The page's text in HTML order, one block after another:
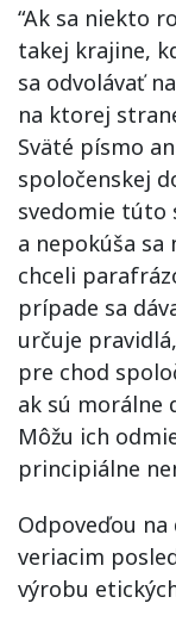
“Ak sa niekto
takej krajine,
sa odvolávať
na ktorej
Sväté písmo
spoločenskej
svedomie túto
a nepokúša sa
chceli
prípade sa
určuje
pre chod
ak sú morálne
Môžu ich
principiálne
Odpoveďou
veriacim
výrobu